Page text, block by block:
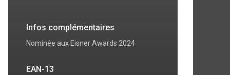
Infos complémentaires
Nominée aux Eisner Awards 2024
EAN-13